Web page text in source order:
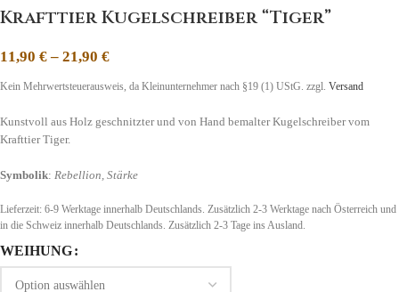
Krafttier Kugelschreiber “Tiger”
11,90 €– 21,90 €
Kein Mehrwertsteuerausweis, da Kleinunternehmer nach §19 (1) UStG. zzgl. Versand
Kunstvoll aus Holz geschnitzter und von Hand bemalter Kugelschreiber vom
Krafttier Tiger.
Symbolik: Rebellion, Stärke
Lieferzeit: 6-9 Werktage innerhalb Deutschlands. Zusätzlich 2-3 Werktage nach Österreich und
in die Schweiz innerhalb Deutschlands. Zusätzlich 2-3 Tage ins Ausland.
WEIHUNG